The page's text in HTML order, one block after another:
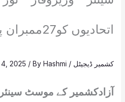
اتحادیوں کو27ممبران پورے کرنے کا چیلج
کشمیر ڈیجیٹل /
2025 / ByHashmi
آزادکشمیر کے موسٹ